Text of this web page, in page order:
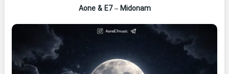
Aone & E7 – Midonam